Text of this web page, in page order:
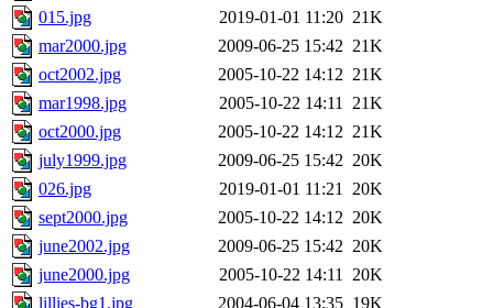
015.jpg
2019-01-01 11:20 21K
mar2000.jpg
2009-06-25 15:42 21K
oct2002.jpg
2005-10-22 14:12 21K
mar1998.jpg
2005-10-22 14:11 21K
oct2000.jpg
2005-10-22 14:12 21K
july1999.jpg
2009-06-25 15:42 20K
026.jpg
2019-01-01 11:21 20K
sept2000.jpg
2005-10-22 14:12 20K
june2002.jpg
2009-06-25 15:42 20K
june2000.jpg
2005-10-22 14:11 20K
lillies-bg1.jpg
2004-06-04 13:35 19K